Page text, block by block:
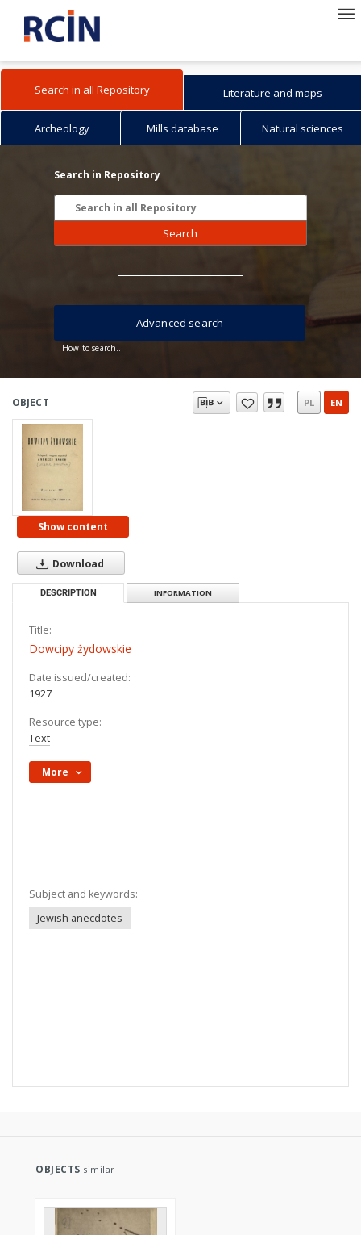
Search in all Repository Literature and maps
Archeology Mills database Natural sciences
Search in Repository
Search
How to search...
Advanced search
OBJECT PL EN
Show content
Download
DESCRIPTION INFORMATION
Title:
Dowcipy żydowskie
Date issued/created:
1927
Resource type:
Text
More
Subject and keywords:
Jewish anecdotes
OBJECTS similar